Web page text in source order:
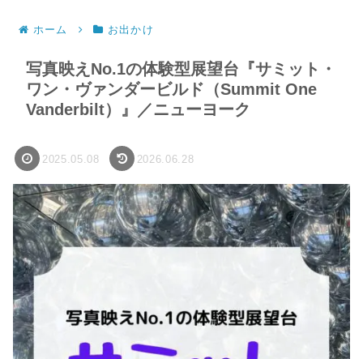
ホーム お出かけ
写真映えNo.1の体験型展望台『サミット・
ワン・ヴァンダービルド（Summit One
Vanderbilt）』／ニューヨーク
2025.05.08 2026.06.28